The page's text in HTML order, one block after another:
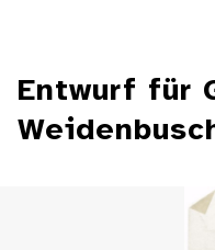
Entwurf für